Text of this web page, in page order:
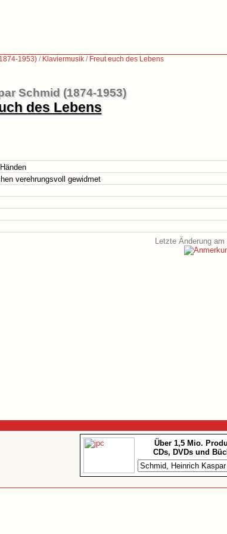
1953) / Klaviermusik / Freut euch des Lebens
Schmid (1874-1953)
des Lebens
verehrungsvoll gewidmet
Letzte Änderung
Über 1,5 Mio.
CDs, DVDs und